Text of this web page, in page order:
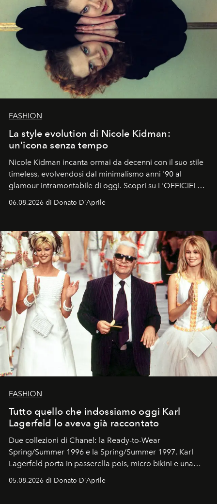
FASHION
La style evolution di Nicole Kidman:
un'icona senza tempo
Nicole Kidman incanta ormai da decenni con il suo stile
timeless, evolvendosi dal minimalismo anni '90 al
glamour intramontabile di oggi. Scopri su L'OFFICIEL
Italia la sua style evolution.
06.08.2026 di Donato D'Aprile
FASHION
Tutto quello che indossiamo oggi Karl
Lagerfeld lo aveva già raccontato
Due collezioni di Chanel: la Ready-to-Wear
Spring/Summer 1996 e la Spring/Summer 1997. Karl
Lagerfeld porta in passerella pois, micro bikini e una
logomania pensata per la spiaggia
Kate, Claudia e Carla una dietro l'altra. Trent'anni dopo,
05.08.2026 di Donato D'Aprile